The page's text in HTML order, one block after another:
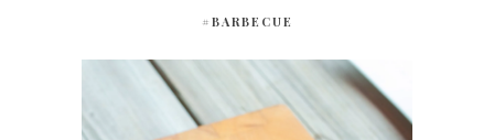
#BARBECUE